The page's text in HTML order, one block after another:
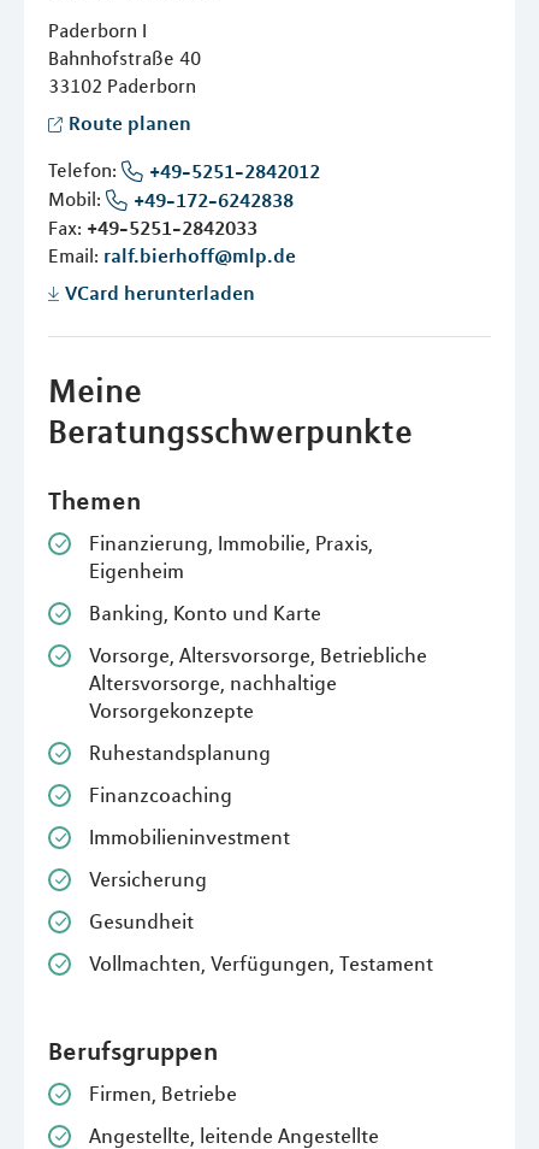
Paderborn I
Bahnhofstraße 40
33102 Paderborn
Route planen
Telefon:
+49-5251-2842012
Mobil:
+49-172-6242838
Fax: +49-5251-2842033
Email: ralf.bierhoff@mlp.de
VCard herunterladen
Meine
Beratungsschwerpunkte
Themen
Finanzierung, Immobilie, Praxis,
Eigenheim
Banking, Konto und Karte
Vorsorge, Altersvorsorge, Betriebliche
Altersvorsorge, nachhaltige
Vorsorgekonzepte
Ruhestandsplanung
Finanzcoaching
Immobilieninvestment
Versicherung
Gesundheit
Vollmachten, Verfügungen, Testament
Berufsgruppen
Firmen, Betriebe
Angestellte, leitende Angestellte